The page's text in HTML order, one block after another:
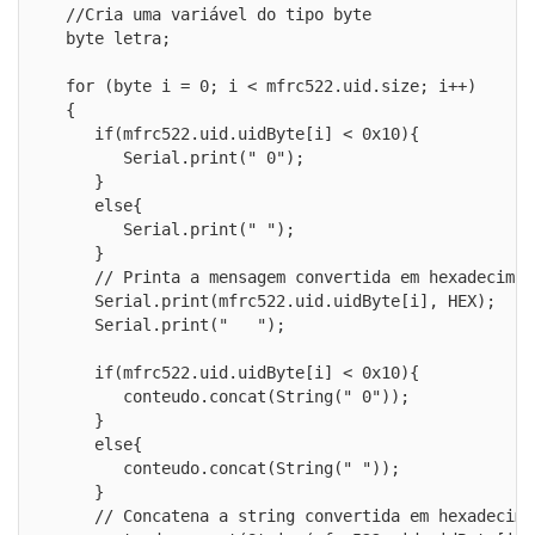
  //Cria uma variável do tipo byte
  byte letra;
  for (byte i = 0; i < mfrc522.uid.size; i++)
  {
     if(mfrc522.uid.uidByte[i] < 0x10){
        Serial.print(" 0");
     }
     else{
        Serial.print(" ");
     }
     // Printa a mensagem convertida em hexadecimal
     Serial.print(mfrc522.uid.uidByte[i], HEX);
     Serial.print("   ");
     if(mfrc522.uid.uidByte[i] < 0x10){
        conteudo.concat(String(" 0"));
     }
     else{
        conteudo.concat(String(" "));
     }
// Concatena a string convertida em